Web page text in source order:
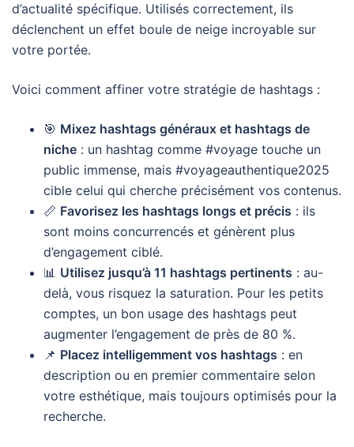
d’actualité spécifique. Utilisés correctement, ils
déclenchent un effet boule de neige incroyable sur
votre portée.
Voici comment affiner votre stratégie de hashtags :
🎯 Mixez hashtags généraux et hashtags de
niche : un hashtag comme #voyage touche un
public immense, mais #voyageauthentique2025
cible celui qui cherche précisément vos contenus.
📏 Favorisez les hashtags longs et précis : ils
sont moins concurrencés et génèrent plus
d’engagement ciblé.
📊 Utilisez jusqu’à 11 hashtags pertinents : au-
delà, vous risquez la saturation. Pour les petits
comptes, un bon usage des hashtags peut
augmenter l’engagement de près de 80 %.
📌 Placez intelligemment vos hashtags : en
description ou en premier commentaire selon
votre esthétique, mais toujours optimisés pour la
recherche.